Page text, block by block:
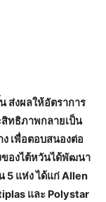
ส่งผลให้อัตราการ
ทธิภาพกลายเป็น
เพื่อตอบสนองต่อ
ของไต้หวันได้พัฒนา
แห่ง ได้แก่ Allen
และ Polystar